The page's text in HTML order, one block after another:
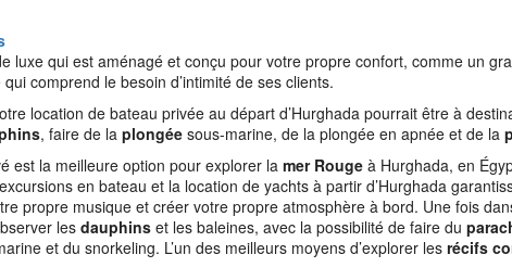
luxe qui est aménagé et conçu pour votre propre confort, comme un
comprend le besoin d’intimité de ses clients.
location de bateau privée au départ d’Hurghada pourrait être à
, faire de la plongée sous-marine, de la plongée en apnée et de la
est la meilleure option pour explorer la mer Rouge à Hurghada, en
en bateau et la location de yachts à partir d’Hurghada
propre musique et créer votre propre atmosphère à bord. Une fois
les dauphins et les baleines, avec la possibilité de faire du
et du snorkeling. L’un des meilleurs moyens d’explorer les récifs